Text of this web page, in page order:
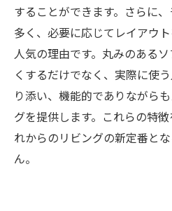
することができます。さらに
多く、必要に応じてレイアウ
人気の理由です。丸みのある
くするだけでなく、実際に使
り添い、機能的でありながら
グを提供します。これらの特
れからのリビングの新定番と
ん。